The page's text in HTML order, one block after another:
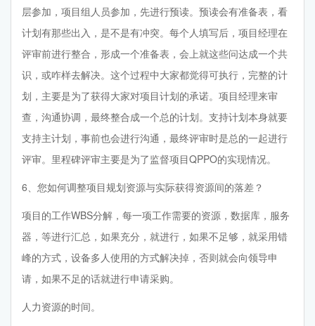
层参加，项目组人员参加，先进行预读。预读会有准备表，看
计划有那些出入，是不是有冲突。每个人填写后，项目经理在
评审前进行整合，形成一个准备表，会上就这些问达成一个共
识，或咋样去解决。这个过程中大家都觉得可执行，完整的计
划，主要是为了获得大家对项目计划的承诺。项目经理来审
查，沟通协调，最终整合成一个总的计划。支持计划本身就要
支持主计划，事前也会进行沟通，最终评审时是总的一起进行
评审。里程碑评审主要是为了监督项目QPPO的实现情况。
6、您如何调整项目规划资源与实际获得资源间的落差？
项目的工作WBS分解，每一项工作需要的资源，数据库，服务
器，等进行汇总，如果充分，就进行，如果不足够，就采用错
峰的方式，设备多人使用的方式解决掉，否则就会向领导申
请，如果不足的话就进行申请采购。
人力资源的时间。